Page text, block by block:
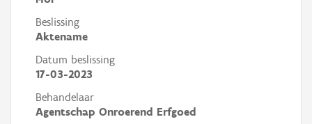
Beslissing
Aktename
Datum beslissing
17-03-2023
Behandelaar
Agentschap Onroerend Erfgoed